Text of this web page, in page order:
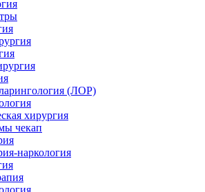
(ЛОР)
хирургия
чекап
наркология